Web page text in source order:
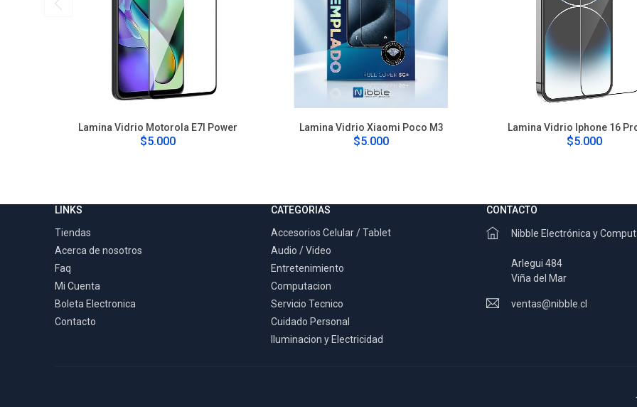
Lamina Vidrio Motorola E7I Power
$5.000
Lamina Vidrio Xiaomi Poco M3
$5.000
Lamina Vidrio Iphone 16
$5.000
LINKS
Tiendas
Acerca de nosotros
Faq
Mi Cuenta
Boleta Electronica
Contacto
CATEGORIAS
Accesorios Celular / Tablet
Audio / Video
Entretenimiento
Computacion
Servicio Tecnico
Cuidado Personal
Iluminacion y Electricidad
CONTACTO
Nibble Electrónica y
Arlegui 484
Viña del Mar
ventas@nibble.cl